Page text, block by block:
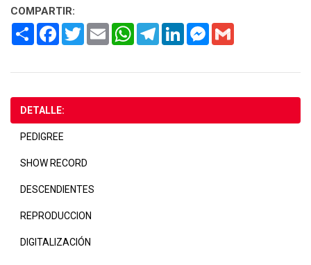
COMPARTIR:
Share FacebookTwitterEmail WhatsAppTelegramLinkedInMessenger
DETALLE:
PEDIGREE
SHOW RECORD
DESCENDIENTES
REPRODUCCION
DIGITALIZACIÓN